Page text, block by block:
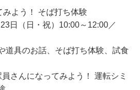
よう！ そば打ち体験
（日・祝）10:00～12:00／
具のお話、そば打ち体験、試食
さんになってみよう！ 運転シミ